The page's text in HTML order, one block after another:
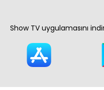
Show TV uygulamasını